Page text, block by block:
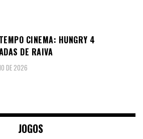
CINEMA: HUNGRY 4
DE RAIVA
DE 2026
JOGOS